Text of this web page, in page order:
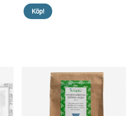
Köp!